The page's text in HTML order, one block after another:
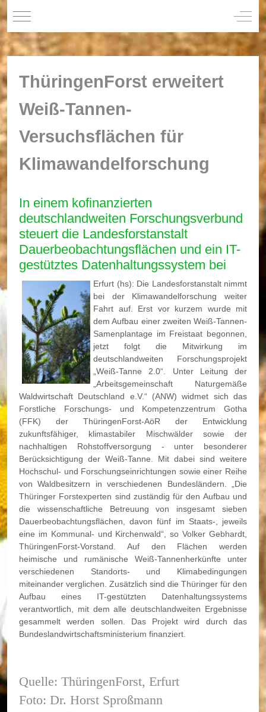
Mobile Menu Toggle Off-
ThüringenForst erweitert
Weiß-Tannen-
Versuchsflächen für
Klimawandelforschung
In einem kofinanzierten
deutschlandweiten Forschungsverbund
steuert die Landesforstanstalt
Dauerbeobachtungsflächen und ein IT-
gestütztes Datenhaltungssystem bei
Erfurt (hs): Die Landesforstanstalt nimmt
bei der Klimawandelforschung weiter
Fahrt auf. Erst vor kurzem wurde mit
dem Aufbau einer zweiten Weiß-Tannen-
Samenplantage im Freistaat begonnen,
jetzt folgt die Mitwirkung im
deutschlandweiten Forschungsprojekt
„Weiß-Tanne 2.0“. Unter Leitung der
„Arbeitsgemeinschaft Naturgemäße
Waldwirtschaft Deutschland e.V.“ (ANW) widmet sich das
Forstliche Forschungs- und Kompetenzzentrum Gotha
(FFK) der ThüringenForst-AöR der Entwicklung
zukunftsfähiger, klimastabiler Mischwälder sowie der
nachhaltigen Rohstoffversorgung - unter besonderer
Berücksichtigung der Weiß-Tanne. Mit dabei sind weitere
Hochschul- und Forschungseinrichtungen sowie einer Reihe
von Waldbesitzern in verschiedenen Bundesländern. „Die
Thüringer Forstexperten sind zuständig für den Aufbau und
die wissenschaftliche Betreuung von insgesamt sieben
Dauerbeobachtungsflächen, davon fünf im Staats-, jeweils
eine im Kommunal- und Kirchenwald“, so Volker Gebhardt,
ThüringenForst-Vorstand. Auf den Flächen werden
heimische und rumänische Weiß-Tannenherkünfte unter
verschiedenen Standorts- und Klimabedingungen
miteinander verglichen. Zusätzlich sind die Thüringer für den
Aufbau eines IT-gestützten Datenhaltungssystems
verantwortlich, mit dem alle deutschlandweiten Ergebnisse
gesammelt werden sollen. Das Projekt wird durch das
Bundeslandwirtschaftsministerium finanziert.
Quelle: ThüringenForst, Erfurt
Foto: Dr. Horst Sproßmann